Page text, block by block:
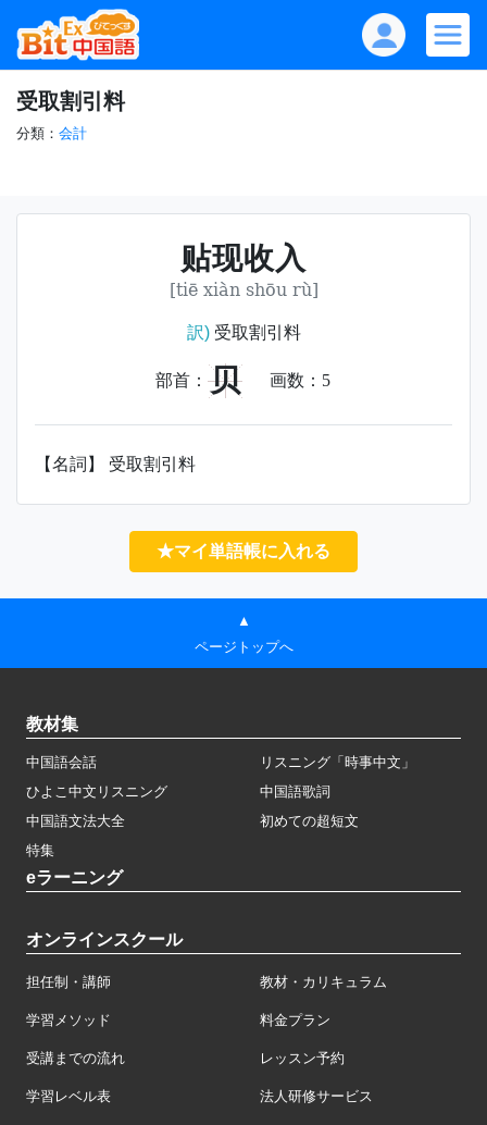
受取割引料
分類： 会計
贴现收入
[tiē xiàn shōu rù]
訳)受取割引料
部首： 贝 画数： 5
【名詞】 受取割引料
★マイ単語帳に入れる
▲
ページトップへ
教材集
中国語会話
リスニング「時事中文」
ひよこ中文リスニング
中国語歌詞
中国語文法大全
初めての超短文
特集
eラーニング
オンラインスクール
担任制・講師 教材・カリキュラム
学習メソッド 料金プラン
受講までの流れ レッスン予約
学習レベル表 法人研修サービス